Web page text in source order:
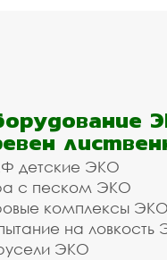
детские ЭКО
с песком ЭКО
комплексы ЭКО
на ловкость
ЭКО